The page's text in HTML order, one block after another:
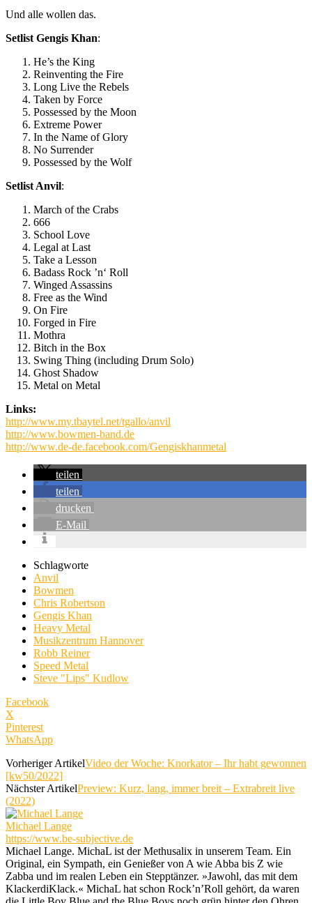
Und alle wollen das.
Setlist Gengis Khan:
He’s the King
Reinventing the Fire
Long Live the Rebels
Taken by Force
Possessed by the Moon
Extreme Power
In the Name of Glory
No Surrender
Possessed by the Wolf
Setlist Anvil:
March of the Crabs
666
School Love
Legal at Last
Take a Lesson
Badass Rock ’n‘ Roll
Winged Assassins
Free as the Wind
On Fire
Forged in Fire
Mothra
Bitch in the Box
Swing Thing (including Drum Solo)
Ghost Shadow
Metal on Metal
Links:
http://www.my.tbaytel.net/tgallo/anvil
http://www.bowmen-band.de
http://www.de-de.facebook.com/Gengiskhanmetal
teilen
teilen
drucken
E-Mail
Schlagworte
Anvil
Bowmen
Chris Robertson
Gengis Khan
Heavy Metal
Musikzentrum Hannover
Robb Reiner
Speed Metal
Steve "Lips" Kudlow
Facebook
X
Pinterest
WhatsApp
Vorheriger ArtikelVideo der Woche: Knorkator – Ihr habt gewonnen
[kw50/2022]
Nächster ArtikelPreview: Kurz, lang, immer breit – Extrabreit live
(2022)
Michael Lange
https://www.be-subjective.de
Michael Lange. MichaL ist der Methusalix in unserem Team. Ein
Original, ein Sympath, ein Genießer von A wie Abba bis Z wie
Zabba und im realen Leben ein Stepptänzer. »Jawohl, das mit dem
KlackerdiKlack.« MichaL hat schon Rock’n’Roll gehört, da waren